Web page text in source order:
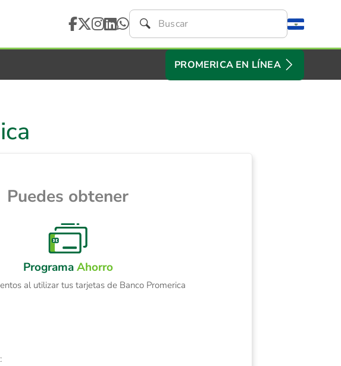
PROMERICA EN LÍNEA
Puedes obtener
ProgramaAhorro
al utilizar tus tarjetas de Banco Promerica
: